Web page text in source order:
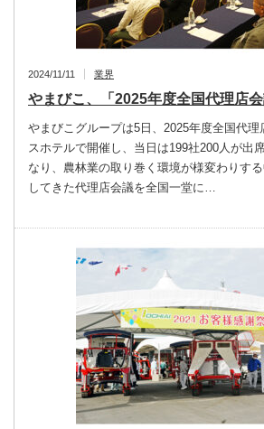
2024/11/11 業界
やまびこ、「2025年度全国代理店
やまびこグループは5日、2025年度全国代理
スホテルで開催し、当日は199社200人が出
なり、農林業の取り巻く環境が様変わりす
してきた代理店会議を全国一堂に…